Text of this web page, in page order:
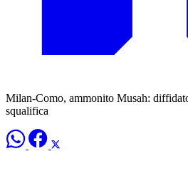
Milan-Como, ammonito Musah:
squalifica